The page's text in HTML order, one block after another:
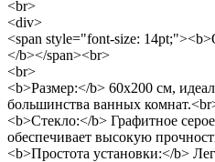
<br>
<div>
<span style="font-size:
</b></span><br>
<br>
<b>Размер:</b> 60x200 см,
большинства ванных
<b>Стекло:</b> Графитное
обеспечивает высокую
<b>Простота установки:</b>